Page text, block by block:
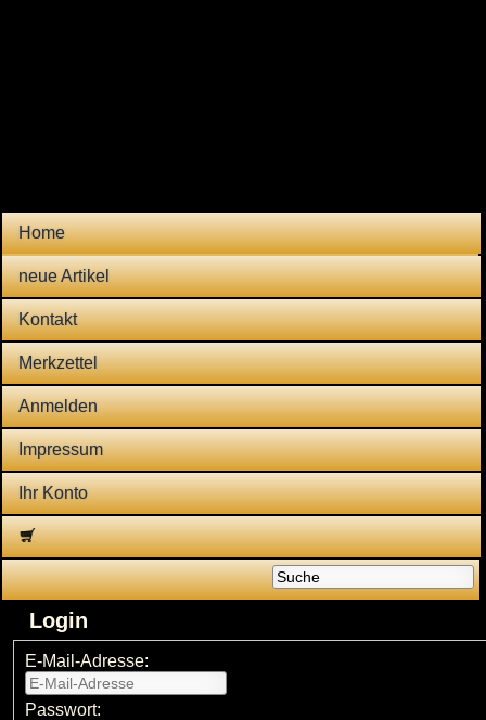
Home
neue Artikel
Kontakt
Merkzettel
Anmelden
Impressum
Ihr Konto
Login
E-Mail-Adresse:
Passwort: